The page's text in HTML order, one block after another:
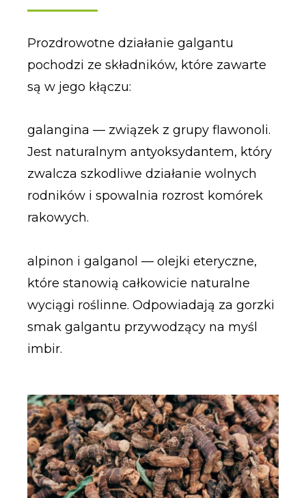
Prozdrowotne działanie galgantu
pochodzi ze składników, które zawarte
są w jego kłączu:
galangina — związek z grupy flawonoli.
Jest naturalnym antyoksydantem, który
zwalcza szkodliwe działanie wolnych
rodników i spowalnia rozrost komórek
rakowych.
alpinon i galganol — olejki eteryczne,
które stanowią całkowicie naturalne
wyciągi roślinne. Odpowiadają za gorzki
smak galgantu przywodzący na myśl
imbir.